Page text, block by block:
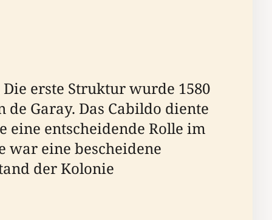
erste Struktur wurde 1580
Garay. Das Cabildo diente
eine entscheidende Rolle im
war eine bescheidene
der Kolonie